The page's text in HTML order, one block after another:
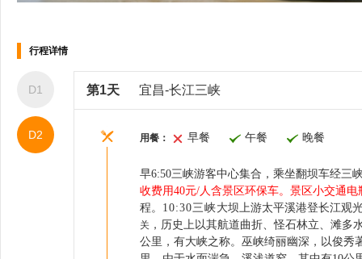
行程详情
D1
D2
第1天 宜昌-长江三峡
用餐： 早餐 午餐 晚餐
早6:50三峡游客中心集合，乘坐翻坝车经三
收费用40元/人含景区环保车。景区小交通电
程。 10:30三峡大坝上游太平溪港登长江观
关 ，历史上以其航道曲折、怪石林立、滩
公里，有大峡之称。巫峡绮丽幽深，以俊秀